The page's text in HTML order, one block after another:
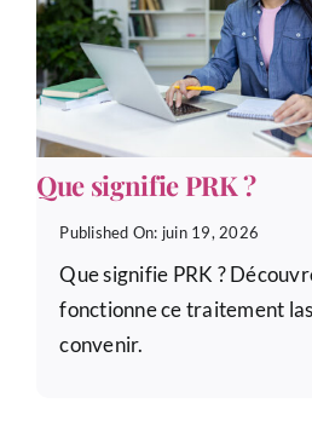
Que signifie PRK ?
Published On: juin 19, 2026
Que signifie PRK ?
fonctionne ce traitement
convenir.